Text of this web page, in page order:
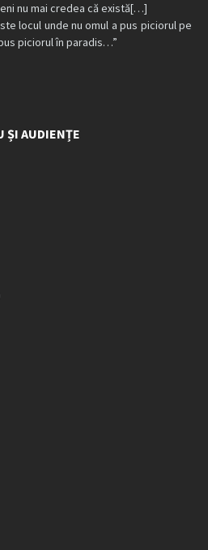
nu mai credea că există[…]
locul unde nu omul a pus piciorul pe
piciorul în paradis…”
ȘI AUDIENȚE